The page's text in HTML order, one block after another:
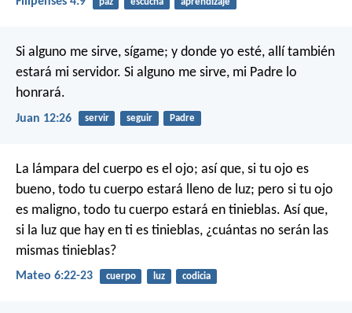
Si alguno me sirve, sígame; y donde yo esté, allí también
estará mi servidor. Si alguno me sirve, mi Padre lo
honrará.
Juan 12:26 servir seguir Padre
La lámpara del cuerpo es el ojo; así que, si tu ojo es
bueno, todo tu cuerpo estará lleno de luz; pero si tu ojo
es maligno, todo tu cuerpo estará en tinieblas. Así que,
si la luz que hay en ti es tinieblas, ¿cuántas no serán las
mismas tinieblas?
Mateo 6:22-23 cuerpo luz codicia